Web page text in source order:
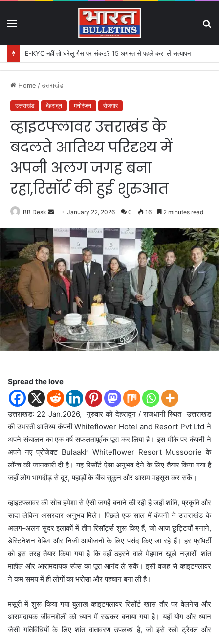
E-KYC नहीं तो घरेलू गैस पर संकट? 15 अगस्त से पहले करा लें सत्यापन
Home /उत्तराखंड
उत्तराखंड देहरादून मनोरंजन रोजगार
व्हाइटफ्लावर उत्तराखंड के
बदलते आतिथ्य परिदृश्य में
अपनी अलग जगह बना
रहा,रिसॉर्ट की हुई शुरुआत
BB Desk
n
d
a
n
e
l
January 22, 2026 0 16 2 minutes read
Spread the love
उत्तराखंड: 22 Jan.2026, गुरुवार को देहरादून / राजधानी स्थित उत्तराखंड
की उभरती आतिथ्य कंपनी Whiteflower Hotel and Resort Pvt Ltd ने
अपने संचालन का एक वर्ष सफलतापूर्वक पूरा कर लिया है। इस मौके पर कंपनी ने
अपने नए प्रोजेक्ट Bulaakh Whiteflower Resort Mussoorie के
लॉन्च की जानकारी दी है। यह रिसॉर्ट ऐसा अनुभव देने के लिए तैयार किया गया है
जहाँ लोग भागदौड़ से दूर, पहाड़ों के बीच सुकून और आराम महसूस कर सकें।
व्हाइटफ्लावर की सोच हमेशा से ऐसी जगहें बनाने की रही है जहाँ शांति, प्रकृति और
सादा लेकिन असरदार अनुभव मिले। पिछले एक साल में कंपनी ने उत्तराखंड के
अलग-अलग सुंदर इलाकों में तीन रिसॉर्ट्स शुरू किए हैं, जो आज छुट्टियाँ मनाने,
डेस्टिनेशन वेडिंग और निजी आयोजनों के लिए पसंद किए जा रहे हैं। हर प्रॉपर्टी
को इस तरह तैयार किया गया है कि वहाँ ठहरने वाले मेहमान खुले नज़ारों, शांत
माहौल और आरामदायक स्पेस का पूरा आनंद ले सकें। इसी वजह से व्हाइटफ्लावर
ने कम समय में ही लोगों का भरोसा और पहचान बना ली है।
मसूरी में शुरू किया गया बुलाख व्हाइटफ्लावर रिसॉर्ट खास तौर पर वेलनेस और
आरामदायक जीवनशैली को ध्यान में रखकर बनाया गया है। यहाँ योग और ध्यान
जैसी गतिविधियों के लिए शांत वातावरण उपलब्ध है, जो इसे स्लो ट्रैवल और